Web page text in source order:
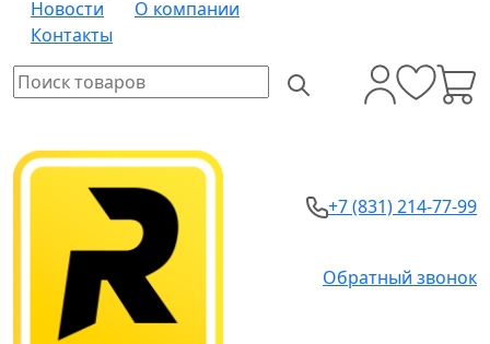
Новости
О компании
Контакты
+7 (831) 214-77-99
Обратный звонок